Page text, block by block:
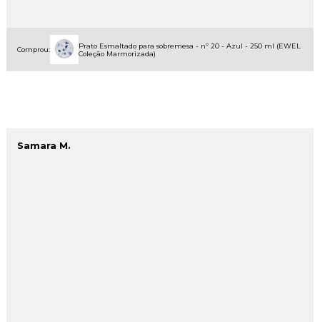
Comprou:
Prato Esmaltado para sobremesa - nº 20 - Azul - 250 ml (EWEL
Coleção Marmorizada)
Samara M.